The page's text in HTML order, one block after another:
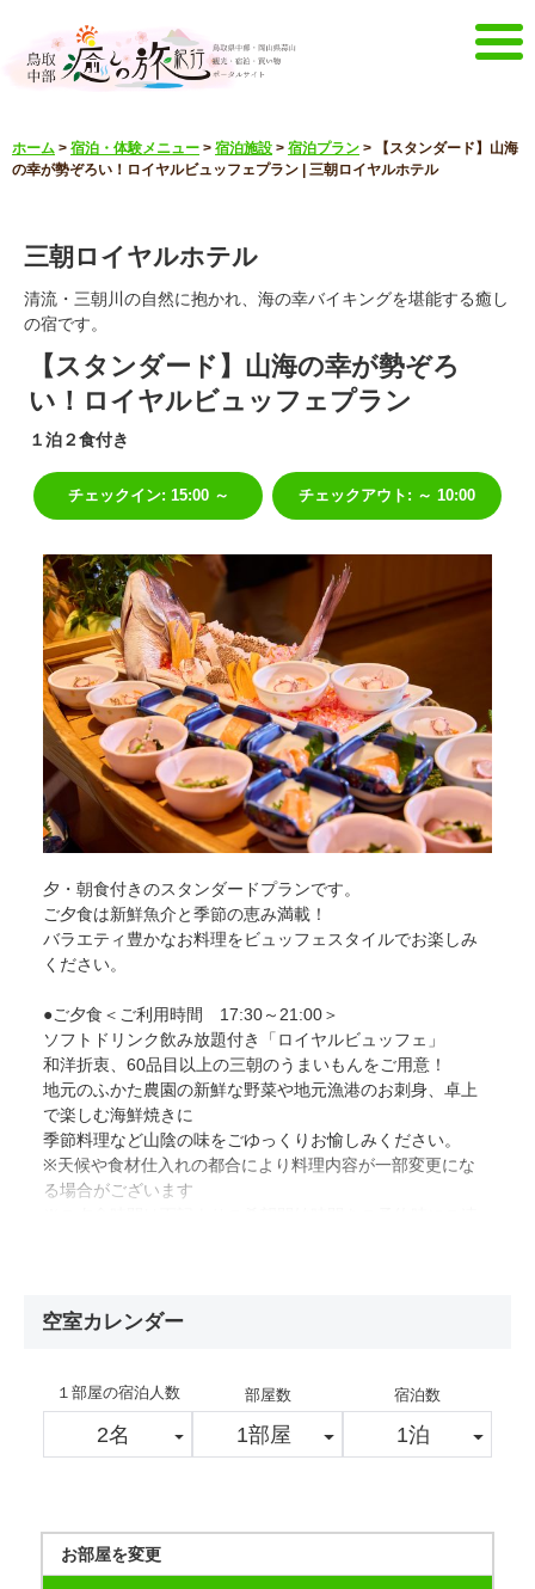
ホーム イベントキャンペーン
見どころ映像
言語選択
English
中文簡体 中文繁體
メルマガ&パンフレット
メルマガ配信
その他のメニュー
鳥取中部観光推進機構 お問い合わせ
サイトマップ 当サイトについて
リンク 著作権表記
ホーム > 宿泊・体験メニュー > 宿泊施設 > 宿泊プラン >
【スタンダード】山海
の幸が勢ぞろい！ロイヤルビュッフェプラン | 三朝ロイヤルホテル
三朝ロイヤルホテル
清流・三朝川の自然に抱かれ、海の幸バイキングを堪能する癒し
の宿です。
【スタンダード】山海の幸が勢ぞろ
い！ロイヤルビュッフェプラン
１泊２食付き
チェックイン: 15:00 ～ チェックアウト : ～ 10:00
夕・朝食付きのスタンダードプランです。
ご夕食は新鮮魚介と季節の恵み満載！
バラエティ豊かなお料理をビュッフェスタイルでお楽しみ
ください。
●ご夕食＜ご利用時間 17:30～21:00＞
ソフトドリンク飲み放題付き「ロイヤルビュッフェ」
和洋折衷、60品目以上の三朝のうまいもんをご用意！
地元のふかた農園の新鮮な野菜や地元漁港のお刺身、卓上
で楽しむ海鮮焼きに
季節料理など山陰の味をごゆっくりお愉しみください。
※天候や食材仕入れの都合により料理内容が一部変更にな
る場合がございます
●ご朝食＜ご利用時間 7:00～9:00＞
空室カレンダー
１部屋の宿泊人数 部屋数 宿泊数
お部屋を変更